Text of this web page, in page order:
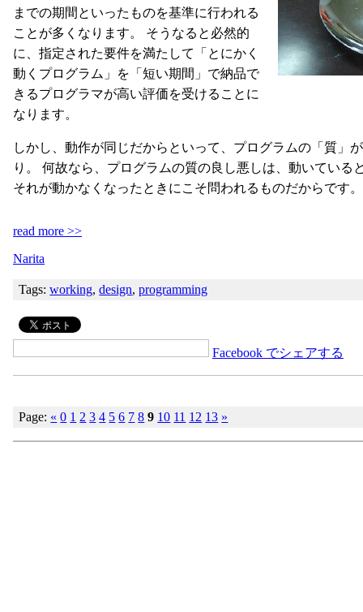
までの期間といったものを基準に行われる
ことが多くなります。 そうなると必然的
に、指定された要件を満たして「とにかく
動くプログラム」を「短い期間」で納品で
きるプログラマが高い評価を受けることに
なります。
しかし、動作が同じだからといって、プログラムの「質」
り。 何故なら、プログラムの質の良し悪しは、動いている
それが動かなくなったときにこそ問われるものだからです。
read more >>
Narita
Tags:working,design,programming
Facebook でシェアする
Page: « 0 1 2 3 4 5 6 7 8 9 10 11 12 13 »